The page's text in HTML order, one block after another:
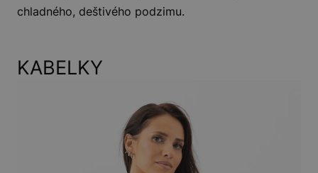
chladného, deštivého podzimu.
KABELKY